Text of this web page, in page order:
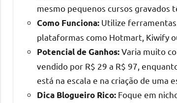
mesmo pequenos cursos gravados
Como Funciona: Utilize ferramentas
plataformas como Hotmart, Kiwify
Potencial de Ganhos:Varia muito
vendido por R$ 29 a R$ 97,
está na escala e na criação de uma
Dica Blogueiro Rico: Foque em